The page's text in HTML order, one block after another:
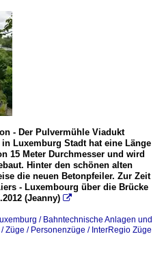
- Der Pulvermühle Viadukt
Luxemburg Stadt hat eine Länge
15 Meter Durchmesser und wird
Hinter den schönen alten
die neuen Betonpfeiler. Zur Zeit
- Luxembourg über die Brücke
(Jeanny) 
/ Bahntechnische Anlagen und
Züge / Personenzüge / InterRegio Züge